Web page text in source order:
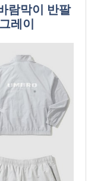
람막이 반팔
레이